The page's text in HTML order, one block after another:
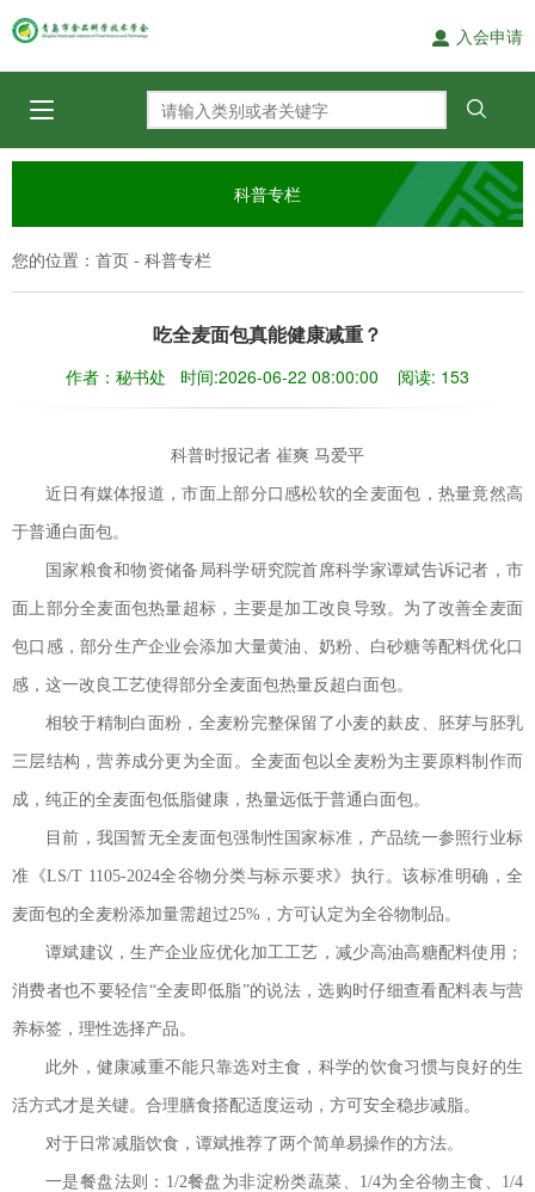
入会申请
科普专栏
您的位置： 首页 - 科普专栏
吃全麦面包真能健康减重？
作者：秘书处 时间:2026-06-22 08:00:00 阅读: 153
科普时报记者 崔爽 马爱平
近日有媒体报道，市面上部分口感松软的全麦面包，热量竟然高
于普通白面包。
国家粮食和物资储备局科学研究院首席科学家谭斌告诉记者，市
面上部分全麦面包热量超标，主要是加工改良导致。为了改善全麦面
包口感，部分生产企业会添加大量黄油、奶粉、白砂糖等配料优化口
感，这一改良工艺使得部分全麦面包热量反超白面包。
相较于精制白面粉，全麦粉完整保留了小麦的麸皮、胚芽与胚乳
三层结构，营养成分更为全面。全麦面包以全麦粉为主要原料制作而
成，纯正的全麦面包低脂健康，热量远低于普通白面包。
目前，我国暂无全麦面包强制性国家标准，产品统一参照行业标
准《LS/T 1105-2024全谷物分类与标示要求》执行。该标准明确，全
麦面包的全麦粉添加量需超过25%，方可认定为全谷物制品。
谭斌建议，生产企业应优化加工工艺，减少高油高糖配料使用；
消费者也不要轻信“全麦即低脂”的说法，选购时仔细查看配料表与营
养标签，理性选择产品。
此外，健康减重不能只靠选对主食，科学的饮食习惯与良好的生
活方式才是关键。合理膳食搭配适度运动，方可安全稳步减脂。
对于日常减脂饮食，谭斌推荐了两个简单易操作的方法。
一是餐盘法则：1/2餐盘为非淀粉类蔬菜、1/4为全谷物主食、1/4